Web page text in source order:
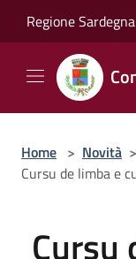
Regione Sardegna
Home > Novità >
Cursu de limba e
Cursu